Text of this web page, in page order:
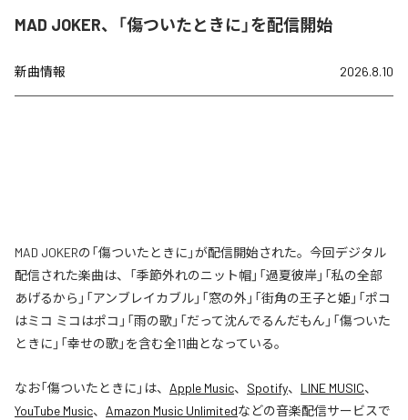
MAD JOKER、「傷ついたときに」を配信開始
新曲情報 2026.8.10
MAD JOKERの「傷ついたときに」が配信開始された。今回デジタル
配信された楽曲は、「季節外れのニット帽」「過夏彼岸」「私の全部
あげるから」「アンブレイカブル」「窓の外」「街角の王子と姫」「ポコ
はミコ ミコはポコ」「雨の歌」「だって沈んでるんだもん」「傷ついた
ときに」「幸せの歌」を含む全11曲となっている。
なお「傷ついたときに 」は、 Apple Music、 Spotify、 LINE MUSIC、
YouTube Music、 Amazon Music Unlimitedなどの音楽配信サービスで